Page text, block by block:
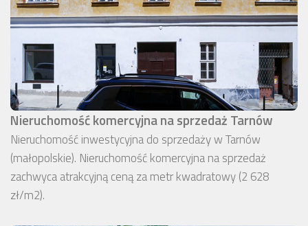
Nieruchomość komercyjna na sprzedaż Tarnów
Nieruchomość inwestycyjna do sprzedaży w Tarnów
(małopolskie). Nieruchomość komercyjna na sprzedaż
zachwyca atrakcyjną ceną za metr kwadratowy (2 628
zł/m2).